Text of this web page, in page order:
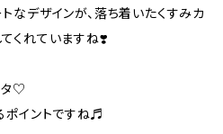
なデザインが、落ち着いたくすみカ
くれていますね❣️
タ♡
ポイントですね♬